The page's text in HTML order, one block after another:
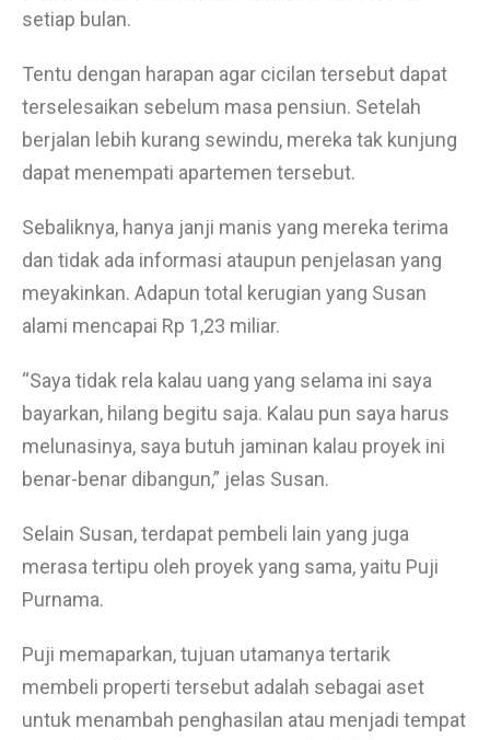
setiap bulan.
Tentu dengan harapan agar cicilan tersebut dapat
terselesaikan sebelum masa pensiun. Setelah
berjalan lebih kurang sewindu, mereka tak kunjung
dapat menempati apartemen tersebut.
Sebaliknya, hanya janji manis yang mereka terima
dan tidak ada informasi ataupun penjelasan yang
meyakinkan. Adapun total kerugian yang Susan
alami mencapai Rp 1,23 miliar.
“Saya tidak rela kalau uang yang selama ini saya
bayarkan, hilang begitu saja. Kalau pun saya harus
melunasinya, saya butuh jaminan kalau proyek ini
benar-benar dibangun,” jelas Susan.
Selain Susan, terdapat pembeli lain yang juga
merasa tertipu oleh proyek yang sama, yaitu Puji
Purnama.
Puji memaparkan, tujuan utamanya tertarik
membeli properti tersebut adalah sebagai aset
untuk menambah penghasilan atau menjadi tempat